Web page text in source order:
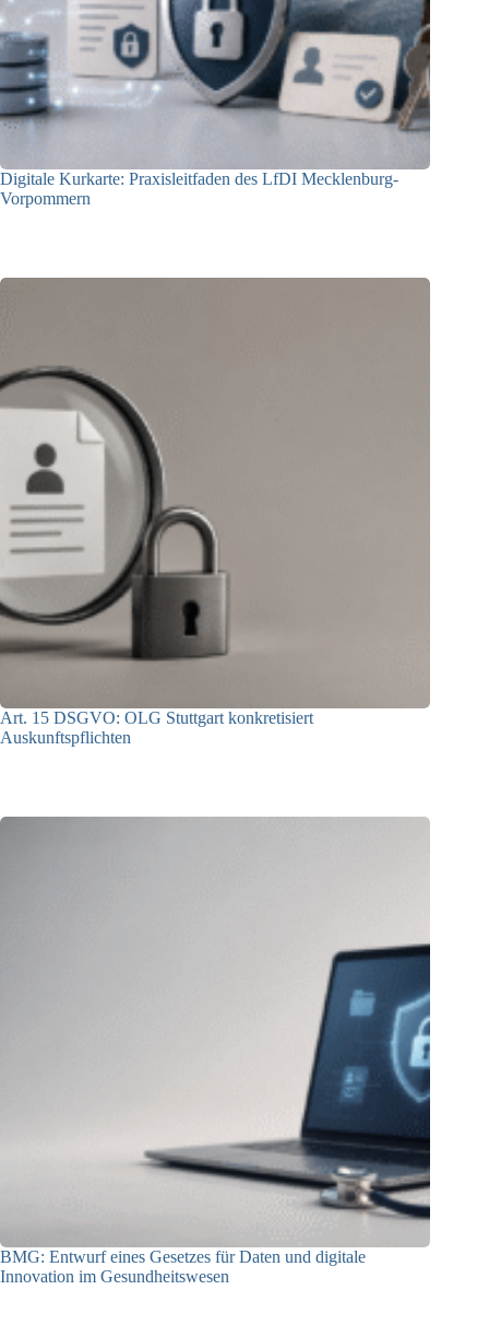
Digitale Kurkarte: Praxisleitfaden des LfDI Mecklenburg-
Vorpommern
Art. 15 DSGVO: OLG Stuttgart konkretisiert
Auskunftspflichten
BMG: Entwurf eines Gesetzes für Daten und digitale
Innovation im Gesundheitswesen